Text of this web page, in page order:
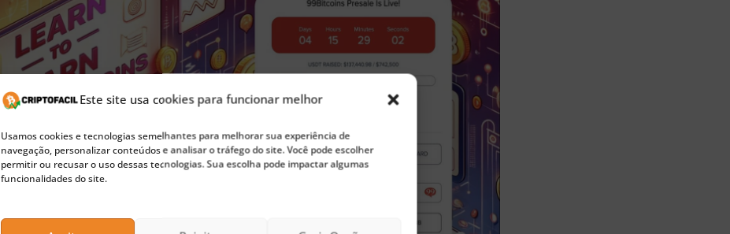
Este site usa cookies para funcionar melhor
Usamos cookies e tecnologias semelhantes para melhorar sua experiência de
navegação, personalizar conteúdos e analisar o tráfego do site. Você pode escolher
permitir ou recusar o uso dessas tecnologias. Sua escolha pode impactar algumas
funcionalidades do site.